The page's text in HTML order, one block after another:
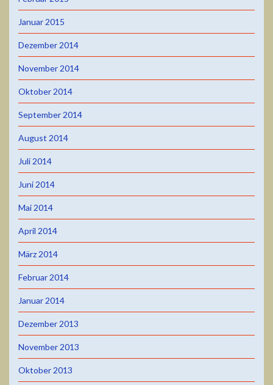
Januar 2015
Dezember 2014
November 2014
Oktober 2014
September 2014
August 2014
Juli 2014
Juni 2014
Mai 2014
April 2014
März 2014
Februar 2014
Januar 2014
Dezember 2013
November 2013
Oktober 2013